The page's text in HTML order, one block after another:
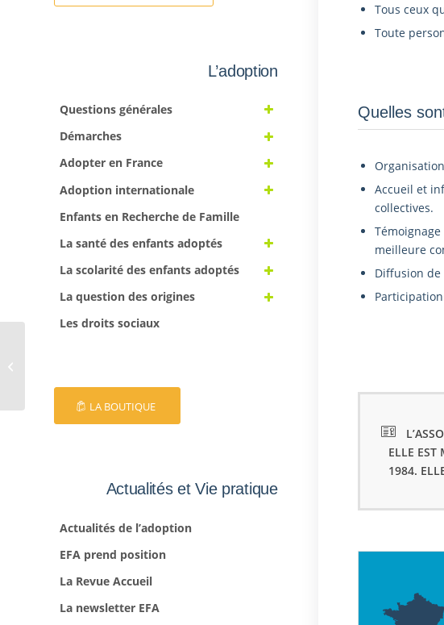
Tous ceux
Toute
Quelles
Accueil et
collectives.
meilleure
Diffusion
ELLE EST
1984.
L’adoption
Questions générales
Démarches
Adopter en France
Adoption internationale
Enfants en Recherche de Famille
La santé des enfants adoptés
La scolarité des enfants adoptés
La question des origines
Les droits sociaux
LA BOUTIQUE
Actualités et Vie pratique
Actualités de l’adoption
EFA prend position
La Revue Accueil
La newsletter EFA